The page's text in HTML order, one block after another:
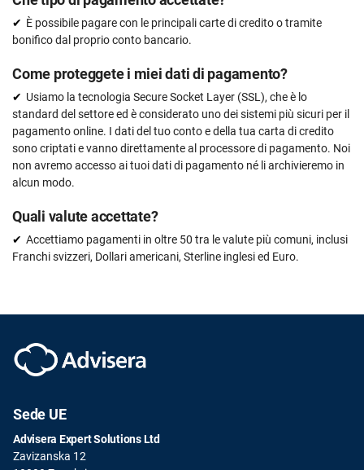
È possibile pagare con le principali carte di credito o tramite
bonifico dal proprio conto bancario.
Come proteggete i miei dati di pagamento?
Usiamo la tecnologia Secure Socket Layer (SSL), che è lo
standard del settore ed è considerato uno dei sistemi più sicuri per il
pagamento online. I dati del tuo conto e della tua carta di credito
sono criptati e vanno direttamente al processore di pagamento. Noi
non avremo accesso ai tuoi dati di pagamento né li archivieremo in
alcun modo.
Quali valute accettate?
Accettiamo pagamenti in oltre 50 tra le valute più comuni, inclusi
Franchi svizzeri, Dollari americani, Sterline inglesi ed Euro.
Sede UE
Advisera Expert Solutions Ltd
Zavizanska 12